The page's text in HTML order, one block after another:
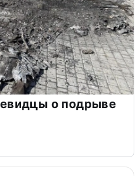
о подрыве